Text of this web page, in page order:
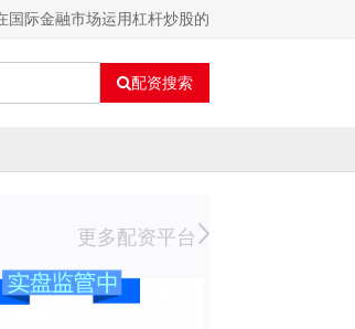
国际金融市场运用杠杆炒股的
配资搜索
更多配资平台